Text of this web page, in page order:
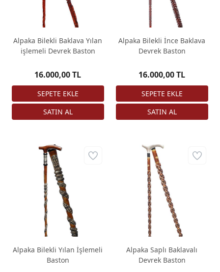
Alpaka Bilekli Baklava Yılan
işlemeli Devrek Baston
16.000,00 TL
Alpaka Bilekli İnce Baklava
Devrek Baston
16.000,00 TL
Alpaka Bilekli Yılan İşlemeli
Baston
Alpaka Saplı Baklavalı
Devrek Baston